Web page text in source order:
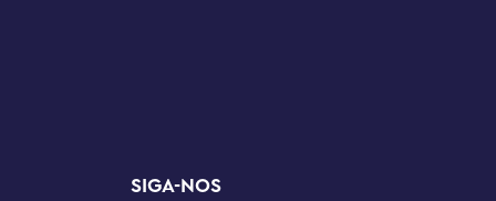
SIGA-NOS